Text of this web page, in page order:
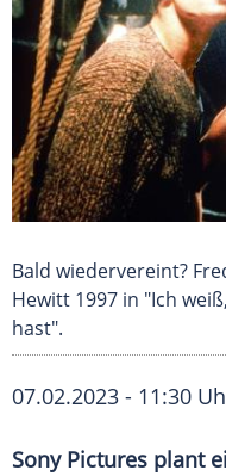
Bald wiedervereint?
Hewitt 1997 in "Ich
hast".
07.02.2023 - 11:30
Sony Pictures plant